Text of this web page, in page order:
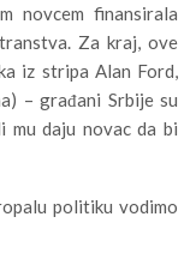
novcem finansirala
Za kraj, ove
iz stripa Alan Ford,
– građani Srbije su
mu daju novac da bi
politiku vodimo